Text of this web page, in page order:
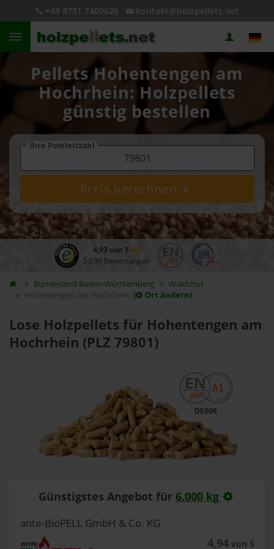
+49 8731 7409626 kontakt@holzpellets.net
Pellets Hohentengen am
Hochrhein: Holzpellets
günstig bestellen
Ihre Postleitzahl
Preis berechnen
4,93 von 5
5.090 Bewertungen
Bundesland Baden-Württemberg
Waldshut
Hohentengen am Hochrhein ( Ort ändern)
Lose Holzpellets für Hohentengen am
Hochrhein (PLZ 79801)
DE008
Günstigstes Angebot für 6.000 kg
ante-BioPELL GmbH & Co. KG
4,94von 5